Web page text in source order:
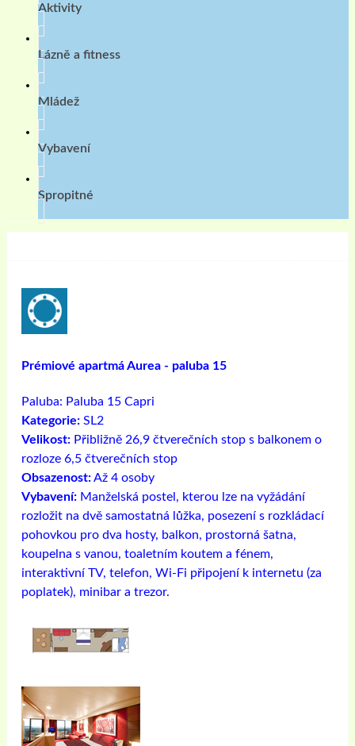
Aktivity
Lázně a fitness
Mládež
Vybavení
Spropitné
Prémiové apartmá Aurea - paluba 15
Paluba: Paluba 15 Capri
Kategorie: SL2
Velikost: Přibližně 26,9 čtverečních stop s balkonem o
rozloze 6,5 čtverečních stop
Obsazenost:Až 4 osoby
Vybavení: Manželská postel, kterou lze na vyžádání
rozložit na dvě samostatná lůžka, posezení s rozkládací
pohovkou pro dva hosty, balkon, prostorná šatna,
koupelna s vanou, toaletním koutem a fénem, ​​
interaktivní TV, telefon, Wi-Fi připojení k internetu (za
poplatek), minibar a trezor.